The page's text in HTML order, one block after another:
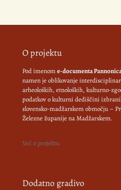
O projektu
Pod imenome-documenta
namen je oblikovanje
arheoloških, etnoloških, kulturno-
podatkov o kulturni dediščini
slovensko-madžarskem območju –
Železne županije na Madžarskem.
Več o projektu
Dodatno gradivo